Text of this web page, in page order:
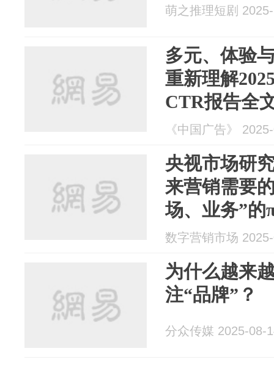
萌之推理短剧
多元、体验
重新理解
CTR报告全
《中国广告》
央视市场研
来营销需要
场、业务”的
数字营销市场
为什么越来
注“品牌”？
分众传媒 2025-08-